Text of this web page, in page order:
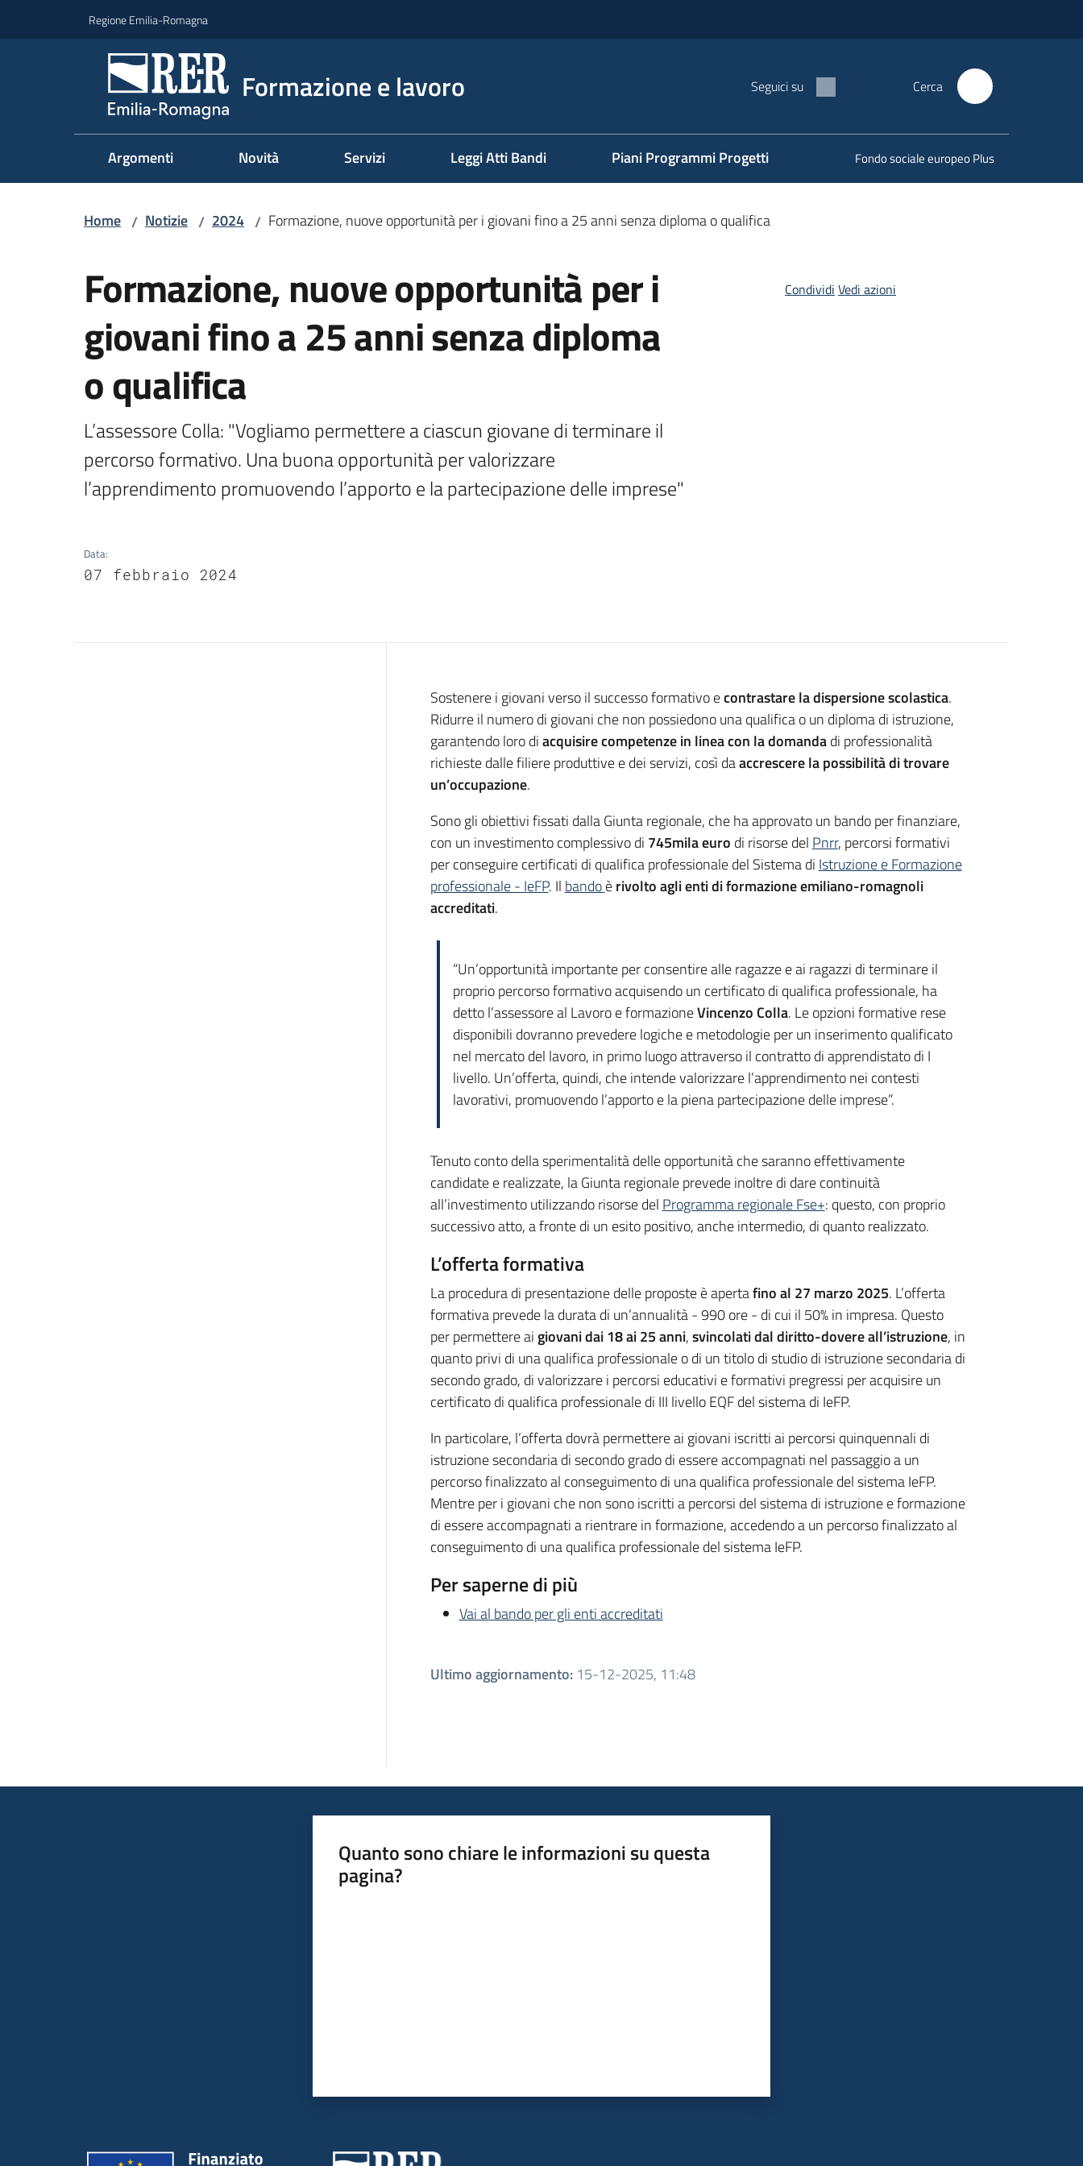
Regione Emilia-Romagna
Formazione e lavoro Seguici su Cerca
Argomenti Novità Servizi Leggi Atti Bandi Piani Programmi Progetti Fondo sociale europeo Plus
Home / Notizie / 2024 / Formazione, nuove opportunità per i giovani fino a 25 anni senza diploma o qualifica
Formazione, nuove opportunità per i
giovani fino a 25 anni senza diploma
o qualifica
L’assessore Colla: "Vogliamo permettere a ciascun giovane di terminare il
percorso formativo. Una buona opportunità per valorizzare
l’apprendimento promuovendo l’apporto e la partecipazione delle imprese"
Data:
07 febbraio 2024
Condividi Vedi azioni
Introduzione
Sostenere i giovani verso il successo formativo econtrastare la dispersione scolastica.
Ridurre il numero di giovani che non possiedono una qualifica o un diploma di istruzione,
garantendo loro diacquisire competenzein linea con la domandadi professionalità
richieste dalle filiere produttive e dei servizi, così daaccrescere la possibilità di trovare
un’occupazione.
Sono gli obiettivi fissati dalla Giunta regionale, che ha approvato un bando per finanziare,
con un investimento complessivo di 745mila euro di risorse del Pnrr, percorsi formativi
per conseguire certificati di qualifica professionale del Sistema di Istruzione e Formazione
professionale - IeFP. Il bandoèrivolto agli enti di formazione emiliano-romagnoli
accreditati.
“Un’opportunità importante per consentire alle ragazze e ai ragazzi di terminare il
proprio percorso formativo acquisendo un certificato di qualifica professionale, ha
detto l’assessore al Lavoro e formazioneVincenzo Colla. Le opzioni formative rese
disponibili dovranno prevedere logiche e metodologie per un inserimento qualificato
nel mercato del lavoro, in primo luogo attraverso il contratto di apprendistato di I
livello. Un’offerta, quindi, che intende valorizzare l’apprendimento nei contesti
lavorativi, promuovendo l’apporto e la piena partecipazione delle imprese”.
Tenuto conto della sperimentalità delle opportunità che saranno effettivamente
candidate e realizzate, la Giunta regionale prevede inoltre di dare continuità
all’investimento utilizzando risorse del Programma regionale Fse+: questo, con proprio
successivo atto, a fronte di un esito positivo, anche intermedio, di quanto realizzato.
L’offerta formativa
La procedura di presentazione delle proposte è apertafino al 27 marzo 2025. L’offerta
formativa prevede la durata di un’annualità - 990 ore - di cui il 50% in impresa. Questo
per permettere ai giovani dai 18 ai 25 anni,svincolati dal diritto-dovere all’istruzione, in
quanto privi di una qualifica professionale o di un titolo di studio di istruzione secondaria di
secondo grado, di valorizzare i percorsi educativi e formativi pregressi per acquisire un
certificato di qualifica professionale di III livello EQF del sistema di IeFP.
In particolare, l’offerta dovrà permettere ai giovani iscritti ai percorsi quinquennali di
istruzione secondaria di secondo grado di essere accompagnati nel passaggio a un
percorso finalizzato al conseguimento di una qualifica professionale del sistema IeFP.
Mentre per i giovani che non sono iscritti a percorsi del sistema di istruzione e formazione
di essere accompagnati a rientrare in formazione, accedendo a un percorso finalizzato al
conseguimento di una qualifica professionale del sistema IeFP.
Per saperne di più
Vai al bando per gli enti accreditati
Ultimo aggiornamento: 15-12-2025, 11:48
Quanto sono chiare le informazioni su questa
pagina?